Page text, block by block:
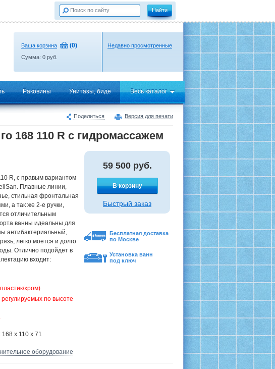
Ваша корзина (0)
Сумма: 0 руб.
Недавно просмотренные
Раковины Унитазы, биде Весь каталог
Поделиться Версия для печати
168 110 R с гидромассажем
R, с правым вариантом
Плавные линии,
стильная фронтальная
а так же 2-е ручки,
отличительным
ванны идеальны для
антибактериальный,
легко моется и долго
Отлично подойдет в
входит:
хром)
по высоте
x 110 x 71
59 500 руб.
В корзину
Быстрый заказ
Бесплатная доставка
по Москве
Установка ванн
под ключ
оборудование